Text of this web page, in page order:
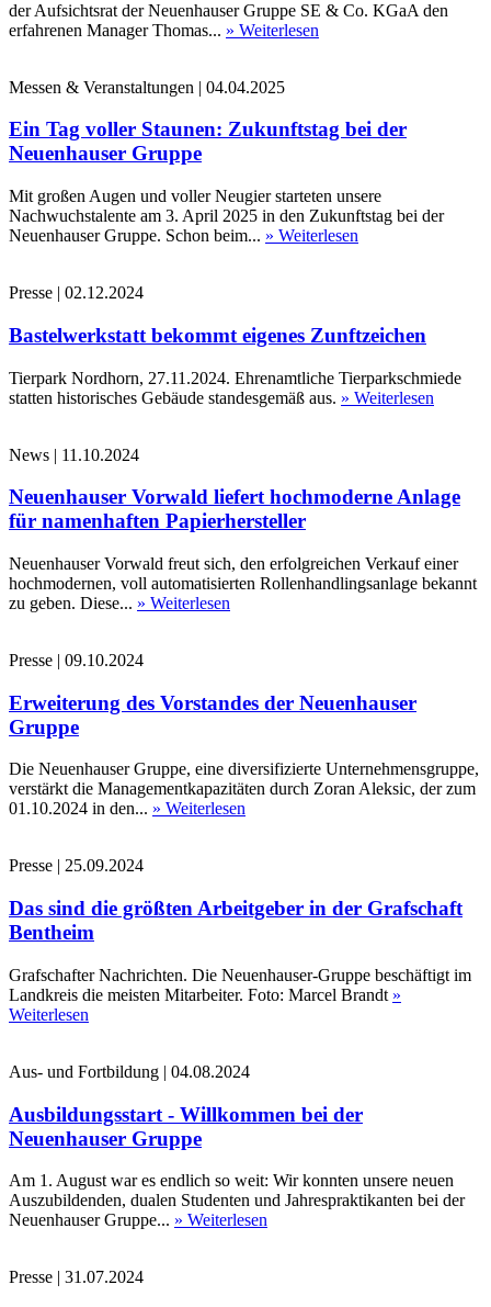
der Aufsichtsrat der Neuenhauser Gruppe SE & Co. KGaA den
erfahrenen Manager Thomas... » Weiterlesen
Messen & Veranstaltungen | 04.04.2025
Ein Tag voller Staunen: Zukunftstag bei der
Neuenhauser Gruppe
Mit großen Augen und voller Neugier starteten unsere
Nachwuchstalente am 3. April 2025 in den Zukunftstag bei der
Neuenhauser Gruppe. Schon beim... » Weiterlesen
Presse | 02.12.2024
Bastelwerkstatt bekommt eigenes Zunftzeichen
Tierpark Nordhorn, 27.11.2024. Ehrenamtliche Tierparkschmiede
statten historisches Gebäude standesgemäß aus. » Weiterlesen
News | 11.10.2024
Neuenhauser Vorwald liefert hochmoderne Anlage
für namenhaften Papierhersteller
Neuenhauser Vorwald freut sich, den erfolgreichen Verkauf einer
hochmodernen, voll automatisierten Rollenhandlingsanlage bekannt
zu geben. Diese... » Weiterlesen
Presse | 09.10.2024
Erweiterung des Vorstandes der Neuenhauser
Gruppe
Die Neuenhauser Gruppe, eine diversifizierte Unternehmensgruppe,
verstärkt die Managementkapazitäten durch Zoran Aleksic, der zum
01.10.2024 in den... » Weiterlesen
Presse | 25.09.2024
Das sind die größten Arbeitgeber in der Grafschaft
Bentheim
Grafschafter Nachrichten. Die Neuenhauser-Gruppe beschäftigt im
Landkreis die meisten Mitarbeiter. Foto: Marcel Brandt »
Weiterlesen
Aus- und Fortbildung | 04.08.2024
Ausbildungsstart - Willkommen bei der
Neuenhauser Gruppe
Am 1. August war es endlich so weit: Wir konnten unsere neuen
Auszubildenden, dualen Studenten und Jahrespraktikanten bei der
Neuenhauser Gruppe... » Weiterlesen
Presse | 31.07.2024